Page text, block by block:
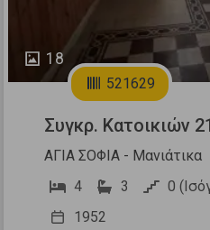
18
521629
Συγκρ. Κατοικιών
ΑΓΙΑ ΣΟΦΙΑ - Μανιάτικα
4
3 0
1952